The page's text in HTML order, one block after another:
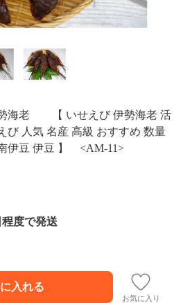
勢海老 【 いせえび 伊勢海老 活
び 人気 名産 高級 おすすめ 数量
伊豆 伊豆 】 <AM-11>
度で発送
お気に入り